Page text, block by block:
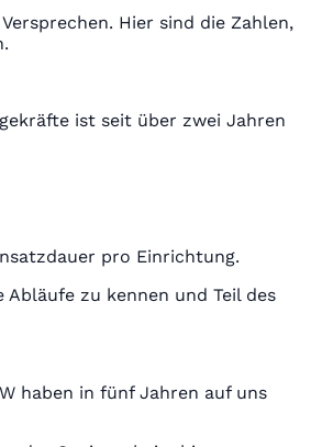
Hier sind die Zahlen,
ist seit über zwei Jahren
pro Einrichtung.
Abläufe zu kennen und Teil des
haben in fünf Jahren auf uns